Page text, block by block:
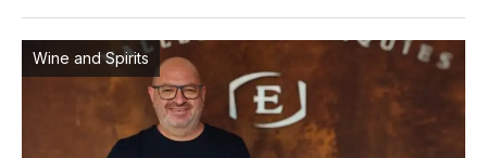
Wine and Spirits